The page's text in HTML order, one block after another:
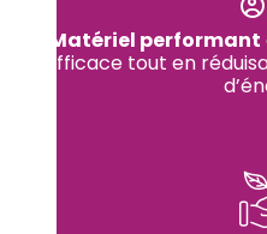
Matériel performant
efficace tout en